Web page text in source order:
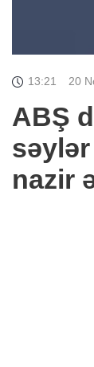
13:21 20
ABŞ
nazir